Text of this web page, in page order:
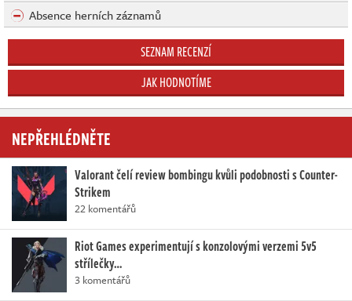
Absence herních záznamů
SEZNAM RECENZÍ
JAK HODNOTÍME
NEPŘEHLÉDNĚTE
Valorant čelí review bombingu kvůli podobnosti s Counter-
Strikem
22 komentářů
Riot Games experimentují s konzolovými verzemi 5v5
střílečky…
3 komentářů